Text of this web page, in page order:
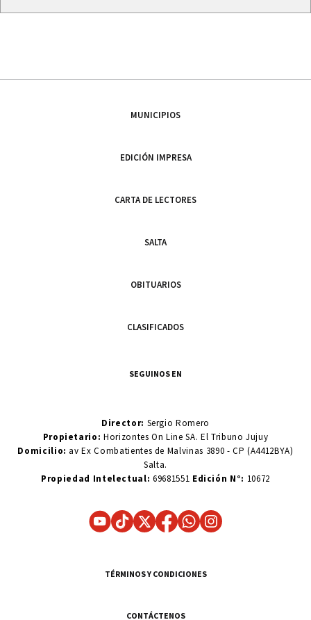
MUNICIPIOS
EDICIÓN IMPRESA
CARTA DE LECTORES
SALTA
OBITUARIOS
CLASIFICADOS
SEGUINOS EN
Director: Sergio Romero
Propietario:Horizontes On Line SA. El Tribuno Jujuy
Domicilio: av Ex Combatientes de Malvinas 3890 - CP (A4412BYA)
Salta.
Propiedad Intelectual: 69681551 Edición N°: 10672
TÉRMINOS Y CONDICIONES
CONTÁCTENOS